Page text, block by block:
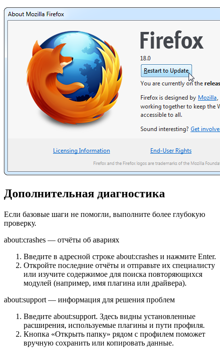
Дополнительная диагностика
Если базовые шаги не помогли, выполните более глубокую
проверку.
about:crashes — отчёты об авариях
Введите в адресной строке about:crashes и нажмите Enter.
Откройте последние отчёты и отправьте их специалисту
или изучите содержимое для поиска повторяющихся
модулей (например, имя плагина или драйвера).
about:support — информация для решения проблем
Введите about:support. Здесь видны установленные
расширения, используемые плагины и пути профиля.
Кнопка «Открыть папку» рядом с профилем поможет
вручную сохранить или копировать данные.